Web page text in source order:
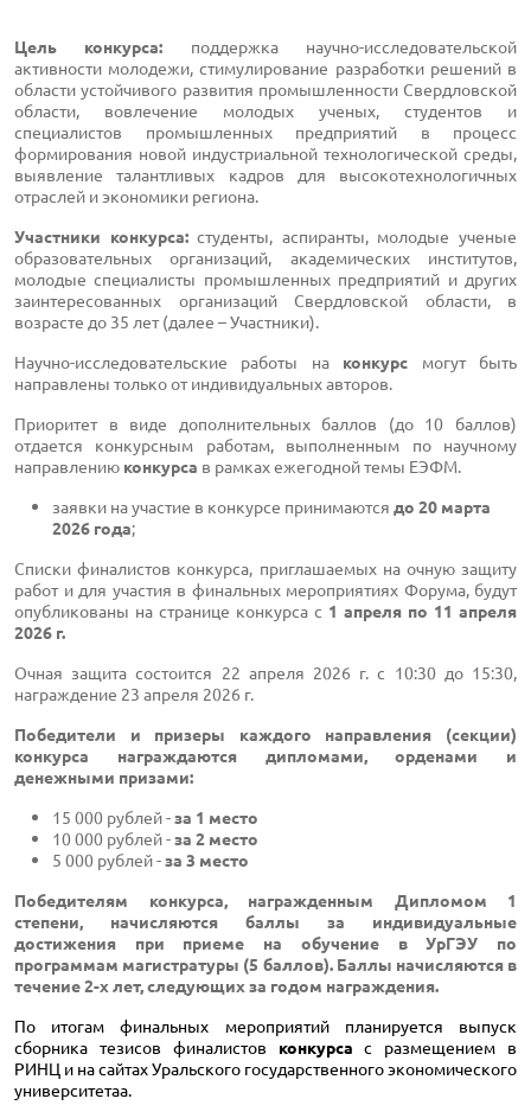
Цель конкурса: поддержка научно-исследовательской
активности молодежи, стимулирование разработки решений в
области устойчивого развития промышленности Свердловской
области, вовлечение молодых ученых, студентов и
специалистов промышленных предприятий в процесс
формирования новой индустриальной технологической среды,
выявление талантливых кадров для высокотехнологичных
отраслей и экономики региона.
Участники конкурса:студенты, аспиранты, молодые ученые
образовательных организаций, академических институтов,
молодые специалисты промышленных предприятий и других
заинтересованных организаций Свердловской области, в
возрасте до 35 лет (далее – Участники).
Научно-исследовательские работы на конкурс могут быть
направлены только от индивидуальных авторов.
Приоритет в виде дополнительных баллов (до 10 баллов)
отдается конкурсным работам, выполненным по научному
направлению конкурса в рамках ежегодной темы ЕЭФМ.
заявки на участие в конкурсе принимаются до 20 марта
2026 года;
Списки финалистов конкурса, приглашаемых на очную защиту
работ и для участия в финальных мероприятиях Форума, будут
опубликованы на странице конкурса с 1 апреля по 11 апреля
2026 г.
Очная защита состоится 22 апреля 2026 г. с 10:30 до 15:30,
награждение 23 апреля 2026 г.
Победители и призеры каждого направления (секции)
конкурса награждаются дипломами, орденами и
денежными призами:
15 000 рублей -за 1 место
10 000 рублей -за 2 место
5 000 рублей -за 3 место
Победителям конкурса, награжденным Дипломом 1
степени, начисляются баллы за индивидуальные
достижения при приеме на обучение в УрГЭУ по
программам магистратуры (5 баллов). Баллы начисляются в
течение 2-х лет, следующих за годом награждения.
По итогам финальных мероприятий планируется выпуск
сборника тезисов финалистов конкурса с размещением в
РИНЦ и на сайтах Уральского государственного экономического
университетаа.